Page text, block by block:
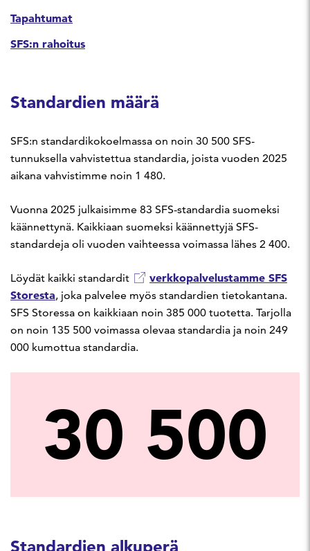
Tapahtumat
SFS:n rahoitus
Standardien määrä
SFS:n standardikokoelmassa on noin 30 500 SFS-
tunnuksella vahvistettua standardia, joista vuoden 2025
aikana vahvistimme noin 1 480.
Vuonna 2025 julkaisimme 83 SFS-standardia suomeksi
käännettynä. Kaikkiaan suomeksi käännettyjä SFS-
standardeja oli vuoden vaihteessa voimassa lähes 2 400.
Löydät kaikki standardit
verkkopalvelustamme SFS
Storesta, joka palvelee myös standardien tietokantana.
SFS Storessa on kaikkiaan noin 385 000 tuotetta. Tarjolla
on noin 135 500 voimassa olevaa standardia ja noin 249
000 kumottua standardia.
30 500
Standardien alkuperä